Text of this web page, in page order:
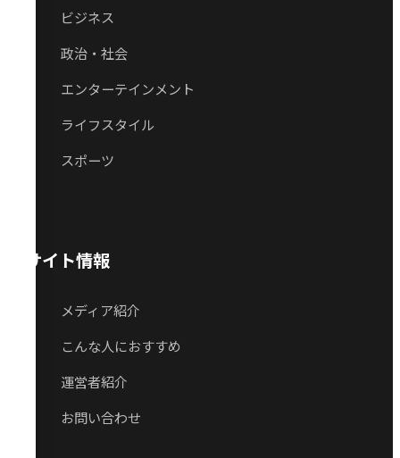
ビジネス
政治・社会
エンターテインメント
ライフスタイル
スポーツ
サイト情報
メディア紹介
こんな人におすすめ
運営者紹介
お問い合わせ